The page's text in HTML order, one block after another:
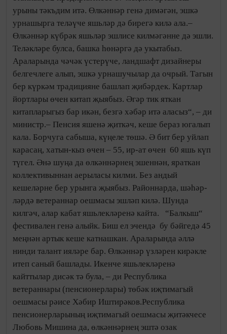
урыны тәкъдим итә. Өлкәннәр генә димәгән, эшкә
урнашырга теләүче яшьләр дә бирегә килә ала.–
Өлкәннәр күбрәк яшь­ләр эшлисе килмәгәнне дә эшли.
Теләкләре булса, башка һөнәргә дә укытабыз.
Араларында чәчәк үстерүче, ланд­шафт дизайнеры
белгечлеге алып, эшкә урнашучылар да очрый. Тагын
бер күркәм традицияне башлап җибәрдек. Картлар
йортлары өчен китап җыябыз. Әгәр тик яткан
китапларыгыз бар икән, безгә хәбәр итә аласыз“, – ди
министр.– Пенсия яшенә җиткәч, кеше бераз югалып
кала. Борчуга сабыша, күңеле тө­шә. Ә бит бер уйлап
карасаң, хатын-кыз өчен – 55, ир-ат өчен 60 яшь күп
түгел. Әнә шуңа да өлкәннәрнең эшен­нән, яраткан
коллективыннан аерыласы килми. Без андый
кешеләрне бер урынга җыябыз. Районнарда, шәһәр­
ләр­дә ветераннар оешмасы эшләп килә. Шунда
килгәч, алар кабат яшьлекләренә кайта. “Балкыш“
фестивален генә алыйк. Биш ел эчендә бу бәйгедә 45
меңнән артык кеше катнашкан. Араларында әллә
нинди талант ияләре бар. Өлкәннәр үзләрен ки­рәкле
итеп саный башлады. Икенче яшьлекләренә
кайттылар дисәк тә була, – ди Республика
ветераннары (пенсионерлары) төбәк иҗтима­гый
оешмасы рәисе Хәбир Иштирәков.Республика
пенсио­нер­ла­рының иҗтимагый оешмасы җитәкчесе
Любовь Мишина да, өлкәннәрнең эштә озак